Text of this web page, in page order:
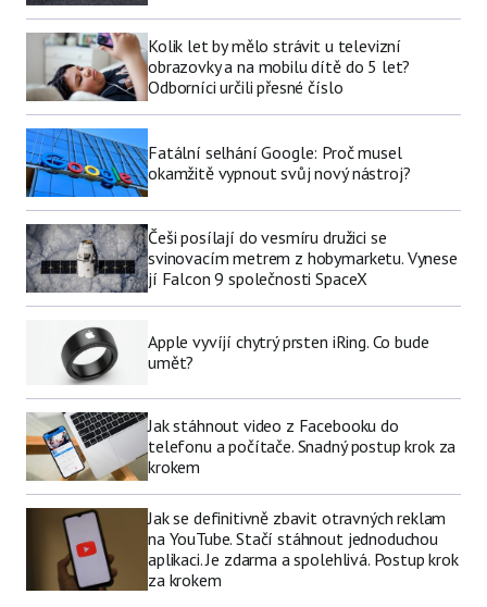
Kolik let by mělo strávit u televizní
obrazovky a na mobilu dítě do 5 let?
Odborníci určili přesné číslo
Fatální selhání Google: Proč musel
okamžitě vypnout svůj nový nástroj?
Češi posílají do vesmíru družici se
svinovacím metrem z hobymarketu. Vynese
jí Falcon 9 společnosti SpaceX
Apple vyvíjí chytrý prsten iRing. Co bude
umět?
Jak stáhnout video z Facebooku do
telefonu a počítače. Snadný postup krok za
krokem
Jak se definitivně zbavit otravných reklam
na YouTube. Stačí stáhnout jednoduchou
aplikaci. Je zdarma a spolehlivá. Postup krok
za krokem